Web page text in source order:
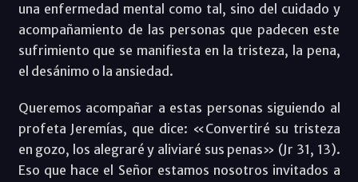
una enfermedad mental como tal, sino del cuidado y
acompañamiento de las personas que padecen este
sufrimiento que se manifiesta en la tristeza, la pena,
el desánimo o la ansiedad.
Queremos acompañar a estas personas siguiendo al
profeta Jeremías, que dice: «Convertiré su tristeza
en gozo, los alegraré y aliviaré sus penas» (Jr 31, 13).
Eso que hace el Señor estamos nosotros invitados a